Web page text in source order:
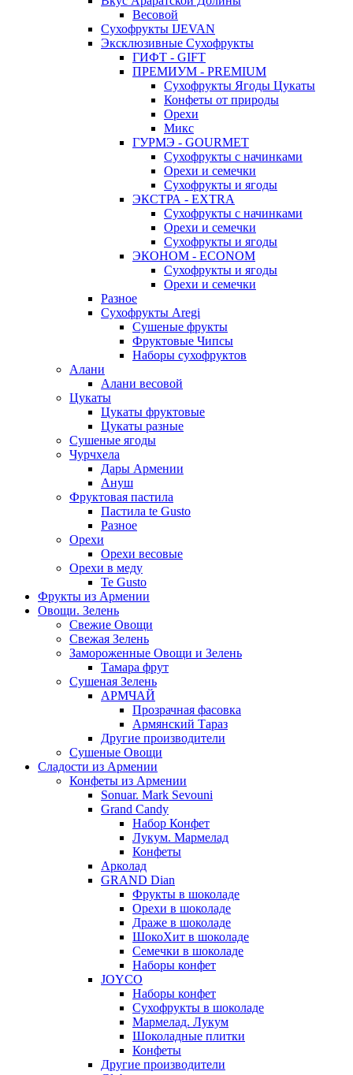
Весовой
Сухофрукты IJEVAN
Эксклюзивные Сухофрукты
ГИФТ - GIFT
ПРЕМИУМ - PREMIUM
Сухофрукты Ягоды Цукаты
Конфеты от природы
Орехи
Микс
ГУРМЭ - GOURMET
Сухофрукты с начинками
Орехи и семечки
Сухофрукты и ягоды
ЭКСТРА - EXTRA
Сухофрукты с начинками
Орехи и семечки
Сухофрукты и ягоды
ЭКОНОМ - ECONOM
Сухофрукты и ягоды
Орехи и семечки
Разное
Сухофрукты Aregi
Сушеные фрукты
Фруктовые Чипсы
Наборы сухофруктов
Алани
Алани весовой
Цукаты
Цукаты фруктовые
Цукаты разные
Сушеные ягоды
Чурчхела
Дары Армении
Ануш
Фруктовая пастила
Пастила te Gusto
Разное
Орехи
Орехи весовые
Орехи в меду
Te Gusto
Фрукты из Армении
Овощи. Зелень
Свежие Овощи
Свежая Зелень
Замороженные Овощи и Зелень
Тамара фрут
Сушеная Зелень
АРМЧАЙ
Прозрачная фасовка
Армянский Тараз
Другие производители
Сушеные Овощи
Сладости из Армении
Конфеты из Армении
Sonuar. Mark Sevouni
Grand Candy
Набор Конфет
Лукум. Мармелад
Конфеты
Арколад
GRAND Dian
Фрукты в шоколаде
Орехи в шоколаде
Драже в шоколаде
ШокоХит в шоколаде
Семечки в шоколаде
Наборы конфет
JOYCO
Наборы конфет
Сухофрукты в шоколаде
Мармелад. Лукум
Шоколадные плитки
Конфеты
Другие производители